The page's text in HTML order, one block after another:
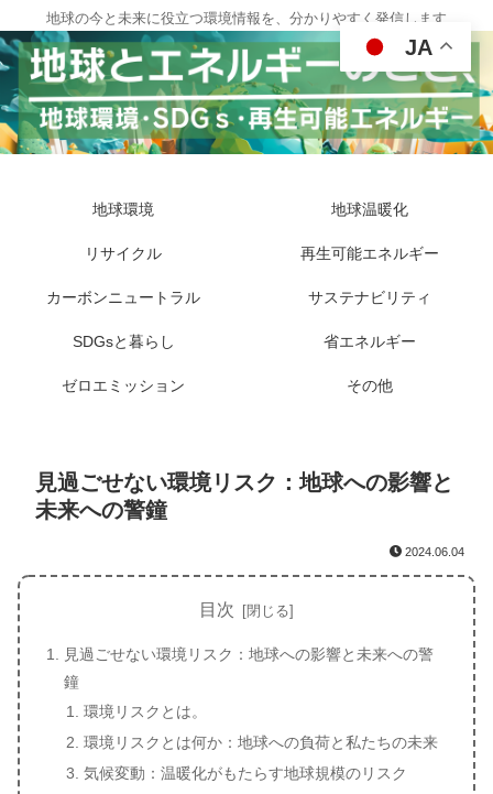
地球の今と未来に役立つ環境情報を、分かりやすく発信します
地球環境 地球温暖化
リサイクル 再生可能エネルギー
カーボンニュートラル サステナビリティ
SDGsと暮らし 省エネルギー
ゼロエミッション その他
見過ごせない環境リスク：地球への影響と
未来への警鐘
2024.06.04
目次
見過ごせない環境リスク：地球への影響と未来への警
鐘
環境リスクとは。
環境リスクとは何か：地球への負荷と私たちの未来
気候変動：温暖化がもたらす地球規模のリスク
JA